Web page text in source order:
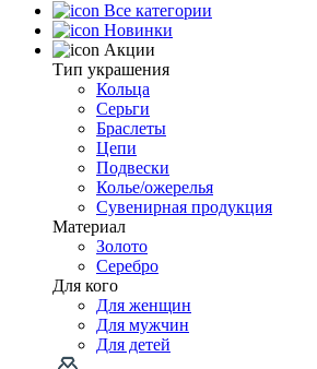
Все категории
Новинки
Акции
Тип украшения
Кольца
Серьги
Браслеты
Цепи
Подвески
Колье/ожерелья
Сувенирная продукция
Материал
Золото
Серебро
Для кого
Для женщин
Для мужчин
Для детей